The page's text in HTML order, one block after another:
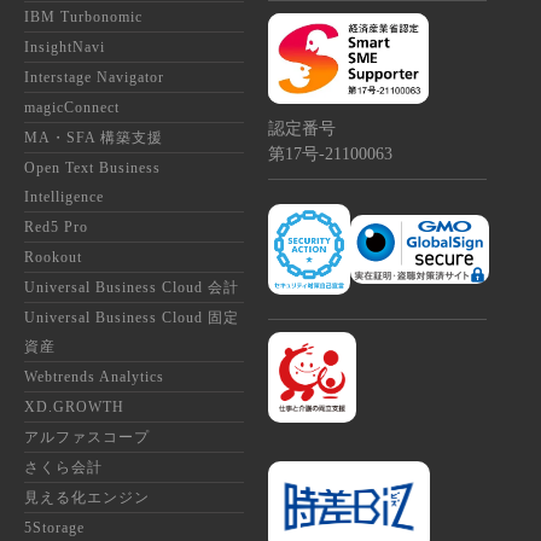
IBM Turbonomic
InsightNavi
Interstage Navigator
magicConnect
MA・SFA 構築支援
Open Text Business
Intelligence
Red5 Pro
Rookout
Universal Business Cloud 会計
Universal Business Cloud 固定
資産
Webtrends Analytics
XD.GROWTH
アルファスコープ
さくら会計
見える化エンジン
5Storage
認定番号
第17号‐21100063